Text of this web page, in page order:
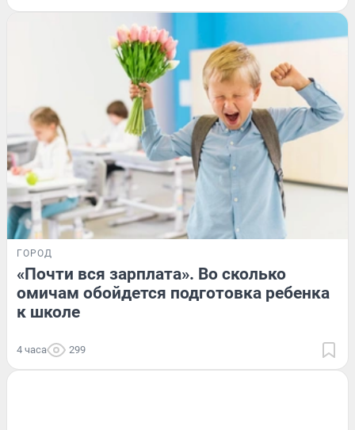
ГОРОД
«Почти вся зарплата». Во сколько
омичам обойдется подготовка ребенка
к школе
4 часа 299